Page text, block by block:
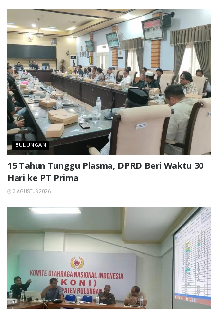
BULUNGAN
15 Tahun Tunggu Plasma, DPRD Beri Waktu 30
Hari ke PT Prima
3 AGUSTUS 2026